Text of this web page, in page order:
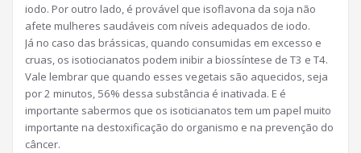
iodo. Por outro lado, é provável que isoflavona da soja não
afete mulheres saudáveis com níveis adequados de iodo.
Já no caso das brássicas, quando consumidas em excesso e
cruas, os isotiocianatos podem inibir a biossíntese de T3 e T4.
Vale lembrar que quando esses vegetais são aquecidos, seja
por 2 minutos, 56% dessa substância é inativada. E é
importante sabermos que os isoticianatos tem um papel muito
importante na destoxificação do organismo e na prevenção do
câncer.